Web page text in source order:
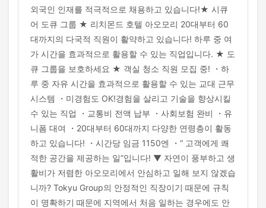
외국인 인재를 적극적으로 채용하고 있습니다!★ 시큐
어 도큐 그룹 ★ 리치몬드 호텔 아오모리 20대부터 60
대까지의 다국적 직원이 활약하고 있습니다! 하루 중 여
가 시간을 효과적으로 활용할 수 있는 직업입니다. ★ 도
큐 그룹을 보호하세요 ★ 객실 청소 직원 모집 중! ・하
루 중 자유 시간을 효과적으로 활용할 수 있는 교대 근무
시스템 ・미경험도 OK!경험을 살리고 기술을 향상시킬
수 있는 직업 ・교통비 전액 납부 ・사회보험 완비 ・유
니폼 대여 ・20대부터 60대까지 다양한 연령층이 활동
하고 있습니다! ・시간당 임금 1150엔 ・“ 고객에게 쾌
적한 공간을 제공하는 일”입니다! ▼ 자연이 풍부하고 생
활비가 저렴한 아오모리에서 안심하고 일해 보지 않겠습
니까? Tokyu Group의 안정적인 직장이기 때문에 규칙
이 명확하기 때문에 지역에서 처음 일하는 경우에도 안